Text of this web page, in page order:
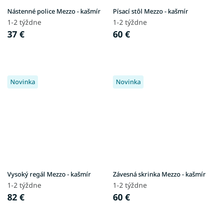
Nástenné police Mezzo - kašmír
1-2 týždne
37 €
Písací stôl Mezzo - kašmír
1-2 týždne
60 €
Novinka
Vysoký regál Mezzo - kašmír
1-2 týždne
82 €
Novinka
Závesná skrinka Mezzo - kašmír
1-2 týždne
60 €